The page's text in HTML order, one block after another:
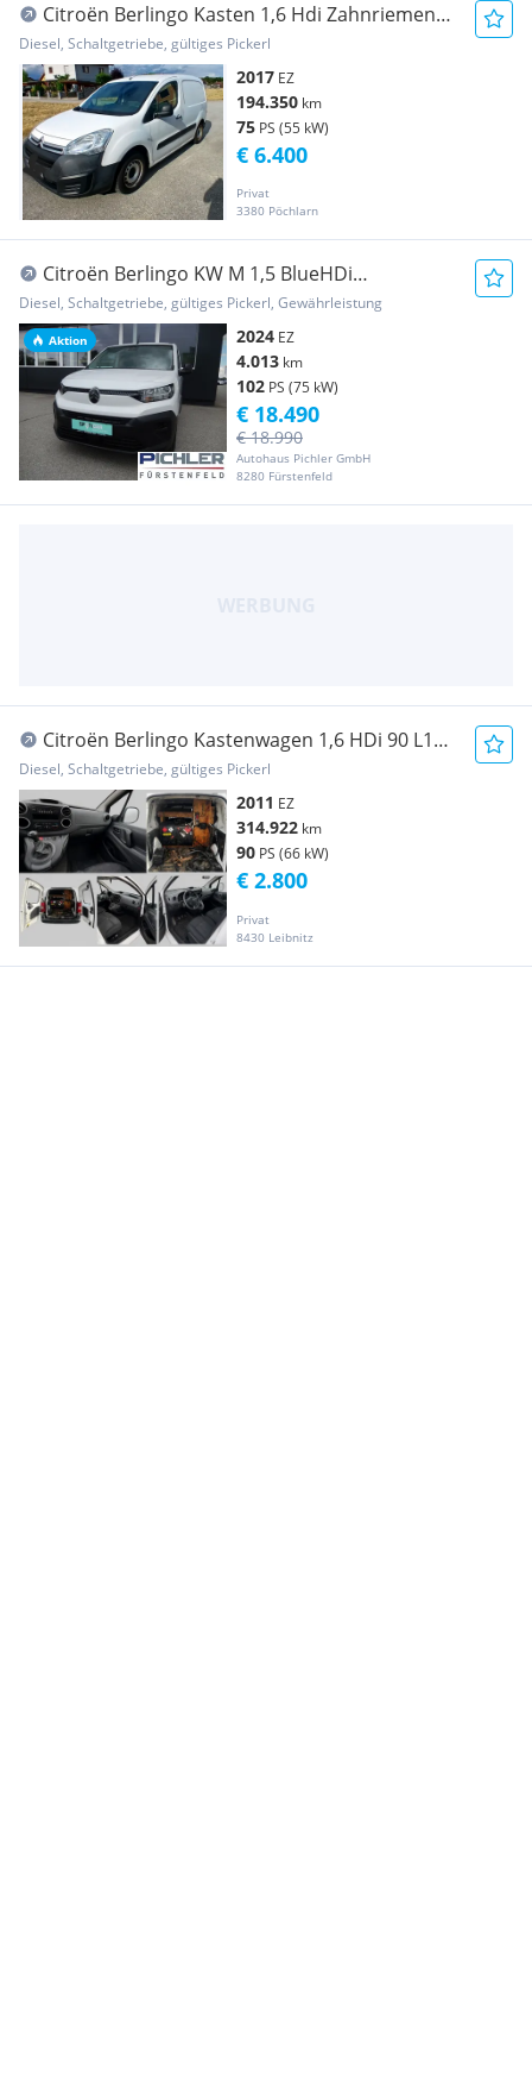
Citroën Berlingo Kasten 1,6 Hdi Zahnriemen
neu gemacht Transporter / Kastenwagen
Diesel, Schaltgetriebe, gültiges Pickerl
2017 EZ
194.350 km
75 PS (55 kW)
Privat
3380 Pöchlarn
€ 6.400
Aktion
Citroën Berlingo KW M 1,5 BlueHDi
Transporter / Kastenwagen
Diesel, Schaltgetriebe, gültiges Pickerl, Gewährleistung
2024 EZ
4.013 km
102 PS (75 kW)
Autohaus Pichler GmbH
8280 Fürstenfeld
€ 18.990
€ 18.490
Citroën Berlingo Kastenwagen 1,6 HDi 90 L1
Standard Transporter / Kastenwagen
Diesel, Schaltgetriebe, gültiges Pickerl
2011 EZ
314.922 km
90 PS (66 kW)
Privat
8430 Leibnitz
€ 2.800